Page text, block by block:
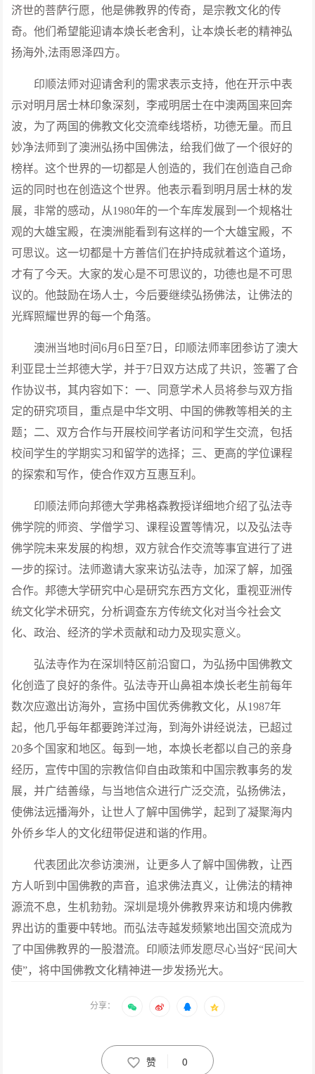
济世的菩萨行愿，他是佛教界的传奇，是宗教文化的传
奇。他们希望能迎请本焕长老舍利，让本焕长老的精神弘
扬海外,法雨恩泽四方。
印顺法师对迎请舍利的需求表示支持，他在开示中表
示对明月居士林印象深刻，李戒明居士在中澳两国来回奔
波，为了两国的佛教文化交流牵线塔桥，功德无量。而且
妙净法师到了澳洲弘扬中国佛法，给我们做了一个很好的
榜样。这个世界的一切都是人创造的，我们在创造自己命
运的同时也在创造这个世界。他表示看到明月居士林的发
展，非常的感动，从1980年的一个车库发展到一个规格壮
观的大雄宝殿，在澳洲能看到有这样的一个大雄宝殿，不
可思议。这一切都是十方善信们在护持成就着这个道场，
才有了今天。大家的发心是不可思议的，功德也是不可思
议的。他鼓励在场人士，今后要继续弘扬佛法，让佛法的
光辉照耀世界的每一个角落。
澳洲当地时间6月6日至7日，印顺法师率团参访了澳大
利亚昆士兰邦德大学，并于7日双方达成了共识，签署了合
作协议书，其内容如下：一、同意学术人员将参与双方指
定的研究项目，重点是中华文明、中国的佛教等相关的主
题；二、双方合作与开展校间学者访问和学生交流，包括
校间学生的学期实习和留学的选择；三、更高的学位课程
的探索和写作，使合作双方互惠互利。
印顺法师向邦德大学弗格森教授详细地介绍了弘法寺
佛学院的师资、学僧学习、课程设置等情况，以及弘法寺
佛学院未来发展的构想，双方就合作交流等事宜进行了进
一步的探讨。法师邀请大家来访弘法寺，加深了解，加强
合作。邦德大学研究中心是研究东西方文化，重视亚洲传
统文化学术研究，分析调查东方传统文化对当今社会文
化、政治、经济的学术贡献和动力及现实意义。
弘法寺作为在深圳特区前沿窗口，为弘扬中国佛教文
化创造了良好的条件。弘法寺开山鼻祖本焕长老生前每年
数次应邀出访海外，宣扬中国优秀佛教文化，从1987年
起，他几乎每年都要跨洋过海，到海外讲经说法，已超过
20多个国家和地区。每到一地，本焕长老都以自己的亲身
经历，宣传中国的宗教信仰自由政策和中国宗教事务的发
展，并广结善缘，与当地信众进行广泛交流，弘扬佛法，
使佛法远播海外，让世人了解中国佛学，起到了凝聚海内
外侨乡华人的文化纽带促进和谐的作用。
代表团此次参访澳洲，让更多人了解中国佛教，让西
方人听到中国佛教的声音，追求佛法真义，让佛法的精神
源流不息，生机勃勃。深圳是境外佛教界来访和境内佛教
界出访的重要中转地。而弘法寺越发频繁地出国交流成为
了中国佛教界的一股潜流。印顺法师发愿尽心当好“民间大
使”，将中国佛教文化精神进一步发扬光大。
分享：
赞 0